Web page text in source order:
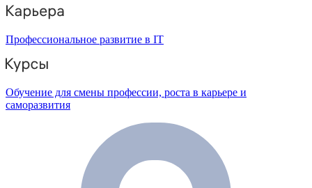
Профессиональное развитие в IT
Обучение для смены профессии, роста в карьере и
саморазвития